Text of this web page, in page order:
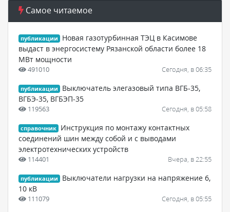
Самое читаемое
публикации
Новая газотурбинная ТЭЦ в Касимове
выдаст в энергосистему Рязанской области более 18
МВт мощности
491010 Сегодня, в 06:35
публикации
Выключатель элегазовый типа ВГБ-35,
ВГБЭ-35, ВГБЭП-35
119563 Сегодня, в 05:58
справочник
Инструкция по монтажу контактных
соединений шин между собой и с выводами
электротехнических устройств
114401 Вчера, в 22:55
публикации
Выключатели нагрузки на напряжение 6,
10 кВ
111079 Сегодня, в 05:55